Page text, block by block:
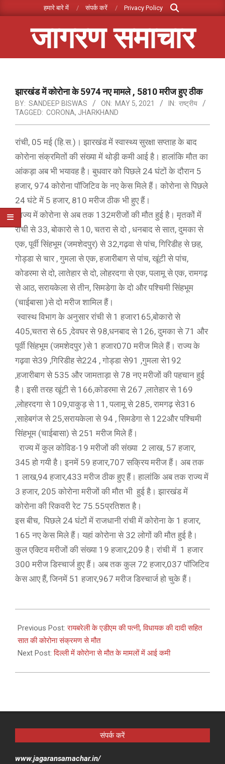
to
हमारे बारे में संपर्क करें Privacy Policy
Search
जागरण समाचार
Menuझारखंड में कोरोना के 5974 नए मामले , 5810 मरीज हुए ठीक
BY: SANDEEP BISWAS ON: MAY 5, 2021 IN: राष्ट्रीय
TAGGED: CORONA, JHARKHAND
रांची, 05 मई (हि.स.)। झारखंड में स्वास्थ्य सुरक्षा सप्ताह के बाद
कोरोना संक्रमितों की संख्या में थोड़ी कमी आई है। हालांकि मौत का
आंकड़ा अब भी भयावह है। बुधवार को पिछले 24 घंटों के दौरान 5
हजार, 974 कोरोना पॉजिटिव के नए केस मिले हैं। कोरोना से पिछले
24 घंटे में 5 हजार, 810 मरीज ठीक भी हुए हैं।
राज्य में कोरोना से अब तक 132मरीजों की मौत हुई है। मृतकों में
रांची से 33, बोकारो से 10, चतरा से दो , धनबाद से सात, दुमका से
एक, पूर्वी सिंहभूम (जमशेदपुर) से 32,गढ़वा से पांच, गिरिडीह से छह,
गोड्डा से चार , गुमला से एक, हजारीबाग से पांच, खूंटी से पांच,
कोडरमा से दो, लातेहार से दो, लोहरदगा से एक, पलामू से एक, रामगढ़
से आठ, सरायकेला से तीन, सिमडेगा के दो और पश्चिमी सिंहभूम
(चाईबासा )से दो मरीज शामिल हैं।
स्वास्थ विभाग के अनुसार रांची से 1 हजार165,बोकारो से
405,चतरा से 65 ,देवघर से 98,धनबाद से 126, दुमका से 71 और
पूर्वी सिंहभूम (जमशेदपुर )से 1 हजार070 मरीज मिले हैं। राज्य के
गढ़वा से39 ,गिरिडीह से224 , गोड्डा से91 ,गुमला से192
,हजारीबाग से 535 और जामताड़ा से 78 नए मरीजों की पहचान हुई
है। इसी तरह खूंटी से 166,कोडरमा से 267 ,लातेहार से 169
,लोहरदगा से 109,पाकुड़ से 11, पलामू से 285, रामगढ़ से316
,साहेबगंज से 25,सरायकेला से 94 , सिमडेगा से 122और पश्चिमी
सिंहभूम (चाईबासा) से 251 मरीज मिले हैं।
राज्य में कुल कोविड-19 मरीजों की संख्या 2 लाख, 57 हजार,
345 हो गयी है। इनमें 59 हजार,707 सक्रिय मरीज हैं। अब तक
1 लाख,94 हजार,433 मरीज ठीक हुए हैं। हालांकि अब तक राज्य में
3 हजार, 205 कोरोना मरीजों की मौत भी हुई है। झारखंड में
कोरोना की रिकवरी रेट 75.55प्रतिशत है।
इस बीच, पिछले 24 घंटों में राजधानी रांची में कोरोना के 1 हजार,
165 नए केस मिले हैं। यहां कोरोना से 32 लोगों की मौत हुई है।
कुल एक्टिव मरीजों की संख्या 19 हजार,209 है। रांची में 1 हजार
300 मरीज डिस्चार्ज हुए हैं। अब तक कुल 72 हजार,037 पॉजिटिव
केस आए हैं, जिनमें 51 हजार,967 मरीज डिस्चार्ज हो चुके हैं।
05-
05
Previous Post:रायबरेली के एडीएम की पत्नी, विधायक की दादी सहित
सात की कोरोना संक्रमण से मौत
Next Post:दिल्ली में कोरोना से मौत के मामलों में आई कमी
संपर्क करें
www.jagaransamachar.in/